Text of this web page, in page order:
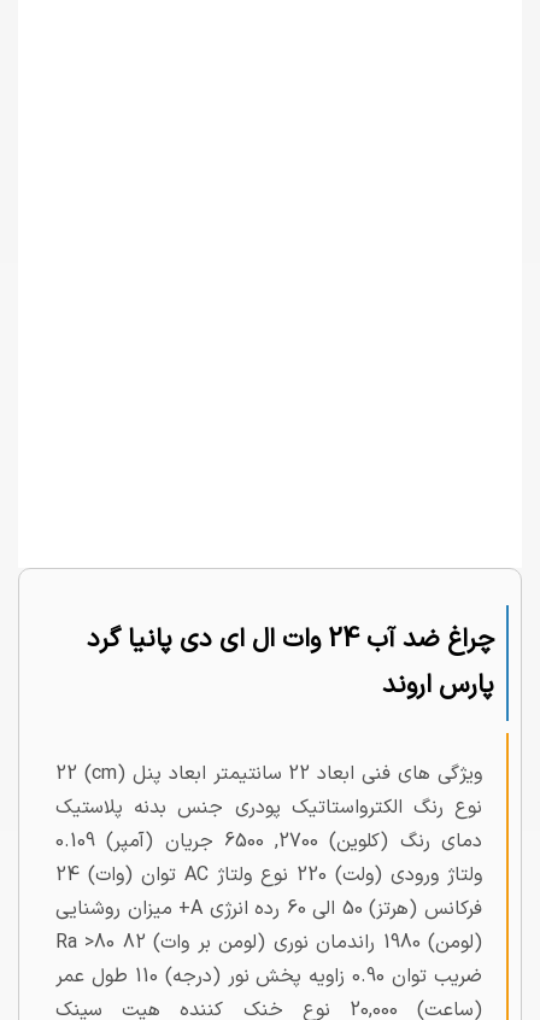
چراغ ضد آب 24 وات ال ای دی پانیا گرد
پارس اروند
ویژگی های فنی ابعاد 22 سانتیمتر ابعاد پنل (cm) 22
نوع رنگ الکترواستاتیک پودری جنس بدنه پلاستیک
دمای رنگ (کلوین) 2700, 6500 جریان (آمپر) 0.109
ولتاژ ورودی (ولت) 220 نوع ولتاژ AC توان (وات) 24
فرکانس (هرتز) 50 الی 60 رده انرژی A+ میزان روشنایی
(لومن) 1980 راندمان نوری (لومن بر وات) 82 Ra >80
ضریب توان 0.90 زاویه پخش نور (درجه) 110 طول عمر
(ساعت) 20,000 نوع خنک کننده هیت سینک